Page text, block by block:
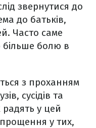
звернутися до
до батьків,
Часто саме
більше болю в
з проханням
сусідів та
у цей
у тих,